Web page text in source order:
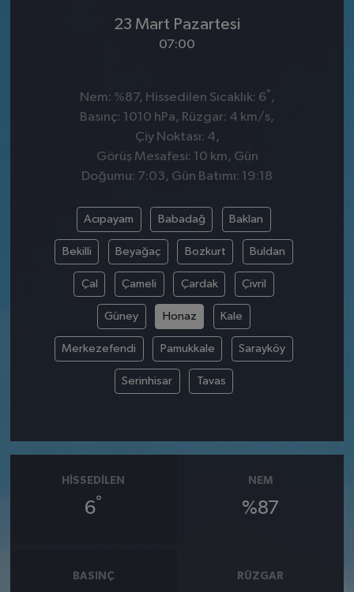
23 Mart Pazartesi
07:00
Nem: %87, Hissedilen Sıcaklık: 6° ,
Basınç: 1010 hPa, Rüzgar: 4 km/s,
Çiy Noktası: 4,
Görüş Mesafesi: 10 km, Gün
Doğumu: 7:03, Gün Batımı: 19:18
Acıpayam Babadağ Baklan
Bekilli Beyağaç Bozkurt Buldan
Çal Çameli Çardak Çivril
Güney Honaz Kale
Merkezefendi Pamukkale Sarayköy
Serinhisar Tavas
HISSEDILEN
6°
NEM
%87
BASINÇ RÜZGAR